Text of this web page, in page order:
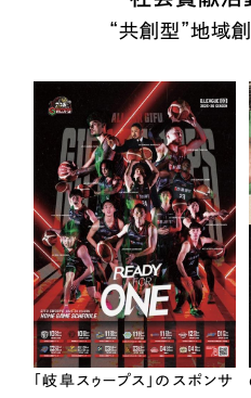
“共創型”地域創
「岐阜スゥープス」のスポンサ